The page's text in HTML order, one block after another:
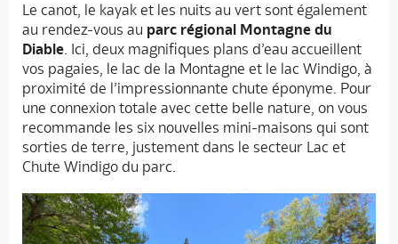
Le canot, le kayak et les nuits au vert sont également
au rendez-vous au parc régional Montagne du
Diable. Ici, deux magnifiques plans d’eau accueillent
vos pagaies, le lac de la Montagne et le lac Windigo, à
proximité de l’impressionnante chute éponyme. Pour
une connexion totale avec cette belle nature, on vous
recommande les six nouvelles mini-maisons qui sont
sorties de terre, justement dans le secteur Lac et
Chute Windigo du parc.